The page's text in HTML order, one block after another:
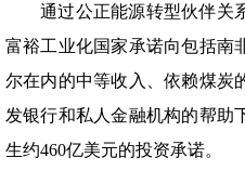
通过公正能源转型伙伴关
富裕工业化国家承诺向包括南
尔在内的中等收入、依赖煤炭
发银行和私人金融机构的帮助
生约460亿美元的投资承诺。